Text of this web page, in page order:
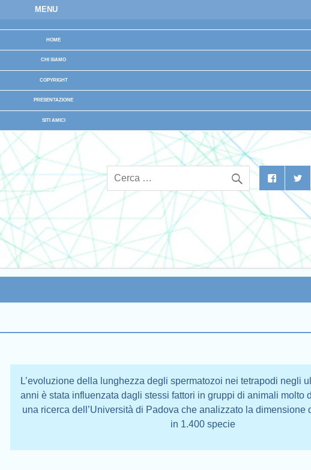
MENU
HOME
CHI SIAMO
COPYRIGHT
PRESENTAZIONE
SITI AMICI
L’evoluzione della lunghezza degli spermatozoi nei tetrapodi negli
anni è stata influenzata dagli stessi fattori in gruppi di animali molto
una ricerca dell’Università di Padova che analizzato la dimensione
in 1.400 specie